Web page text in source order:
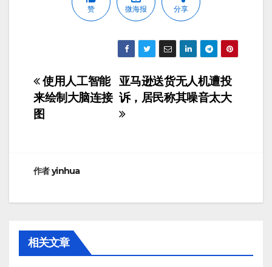
赞 微海报 分享
文
章
航
亚马逊送货无人机遭投
诉，居民称其噪音太大
使用人工智能
来绘制大脑连接
图
作者yinhua
相关文章